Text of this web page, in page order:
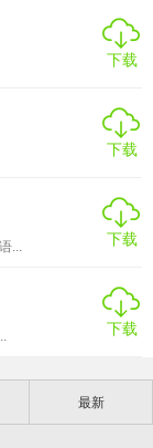
下载
下载
...
下载
下载
最新